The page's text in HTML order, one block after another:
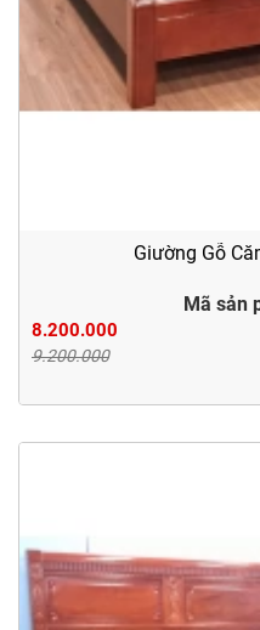
Giường Gỗ
Mã sản
8.200.000
9.200.000